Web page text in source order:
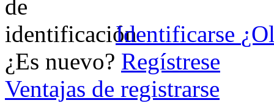
Identificarse
¿Es nuevo? Regístrese
Ventajas de registrarse